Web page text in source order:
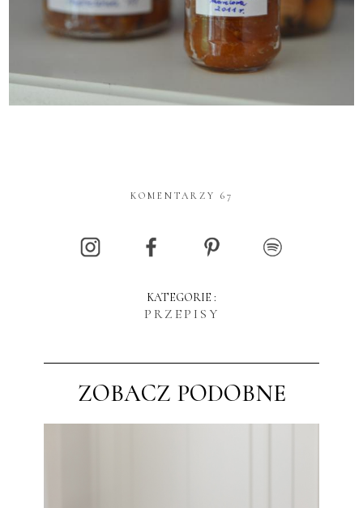
KOMENTARZY 67
KATEGORIE :
PRZEPISY
ZOBACZ PODOBNE